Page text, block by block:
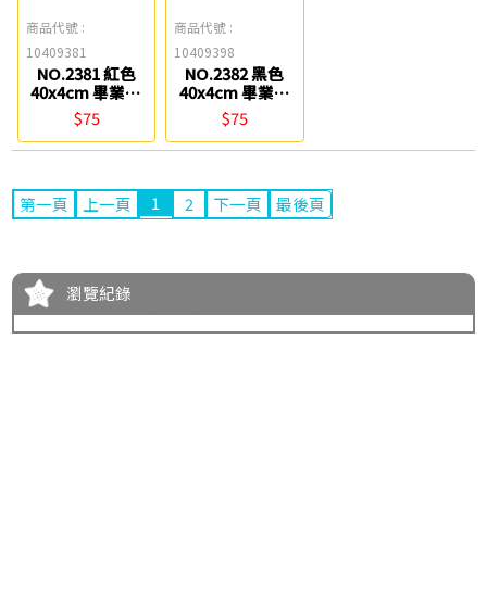
商品代號 :
10409381
NO.2381 紅色
40x4cm 畢業證
書管(有穗A) Life
$75
商品代號 :
10409398
NO.2382 黑色
40x4cm 畢業證
書管(有穗A) Life
$75
第一頁 上一頁 1 2 下一頁 最後頁
瀏覽紀錄